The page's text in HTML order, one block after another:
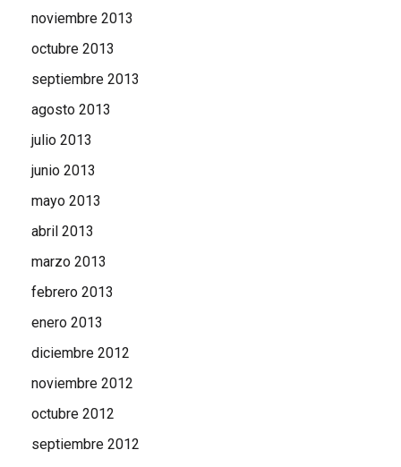
noviembre 2013
octubre 2013
septiembre 2013
agosto 2013
julio 2013
junio 2013
mayo 2013
abril 2013
marzo 2013
febrero 2013
enero 2013
diciembre 2012
noviembre 2012
octubre 2012
septiembre 2012